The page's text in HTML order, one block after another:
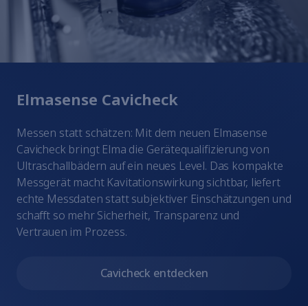
Elmasense Cavicheck
Messen statt schätzen: Mit dem neuen Elmasense
Cavicheck bringt Elma die Gerätequalifizierung von
Ultraschallbädern auf ein neues Level. Das kompakte
Messgerät macht Kavitationswirkung sichtbar, liefert
echte Messdaten statt subjektiver Einschätzungen und
schafft so mehr Sicherheit, Transparenz und
Vertrauen im Prozess.
Cavicheck entdecken